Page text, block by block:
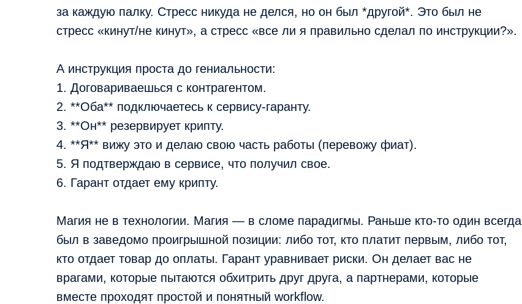
за каждую палку. Стресс никуда не делся, но он был *другой*. Это был не
стресс «кинут/не кинут», а стресс «все ли я правильно сделал по инструкции?».
А инструкция проста до гениальности:
1. Договариваешься с контрагентом.
2. **Оба** подключаетесь к сервису-гаранту.
3. **Он** резервирует крипту.
4. **Я** вижу это и делаю свою часть работы (перевожу фиат).
5. Я подтверждаю в сервисе, что получил свое.
6. Гарант отдает ему крипту.
Магия не в технологии. Магия — в сломе парадигмы. Раньше кто-то один всегда
был в заведомо проигрышной позиции: либо тот, кто платит первым, либо тот,
кто отдает товар до оплаты. Гарант уравнивает риски. Он делает вас не
врагами, которые пытаются обхитрить друг друга, а партнерами, которые
вместе проходят простой и понятный workflow.